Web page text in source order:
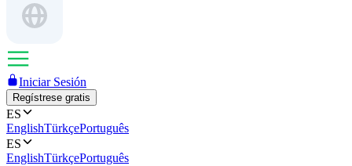
Iniciar Sesión
Regístrese gratis
ES
EnglishTürkçePortuguês
ES
EnglishTürkçePortuguês